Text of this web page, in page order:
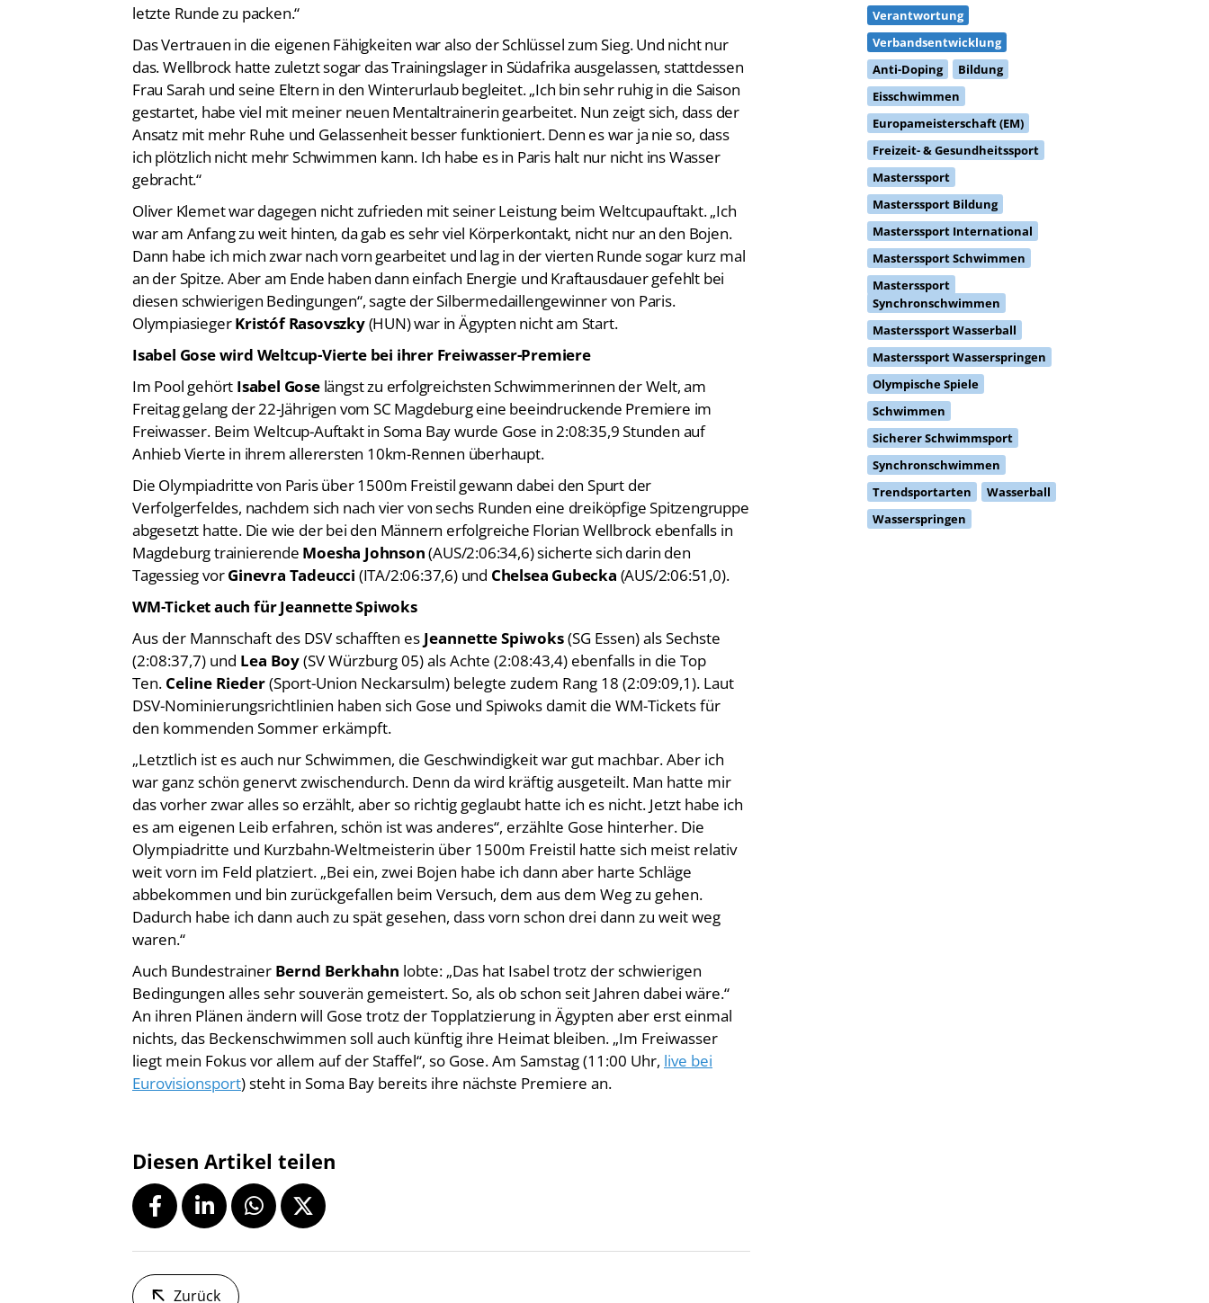
Das Vertrauen in die eigenen Fähigkeiten war also der Schlüssel zum Sieg. Und nicht nur
das. Wellbrock hatte zuletzt sogar das Trainingslager in Südafrika ausgelassen, stattdessen
Frau Sarah und seine Eltern in den Winterurlaub begleitet. „Ich bin sehr ruhig in die Saison
gestartet, habe viel mit meiner neuen Mentaltrainerin gearbeitet. Nun zeigt sich, dass der
Ansatz mit mehr Ruhe und Gelassenheit besser funktioniert. Denn es war ja nie so, dass
ich plötzlich nicht mehr Schwimmen kann. Ich habe es in Paris halt nur nicht ins Wasser
gebracht.“
Oliver Klemet war dagegen nicht zufrieden mit seiner Leistung beim Weltcupauftakt. „Ich
war am Anfang zu weit hinten, da gab es sehr viel Körperkontakt, nicht nur an den Bojen.
Dann habe ich mich zwar nach vorn gearbeitet und lag in der vierten Runde sogar kurz mal
an der Spitze. Aber am Ende haben dann einfach Energie und Kraftausdauer gefehlt bei
diesen schwierigen Bedingungen“, sagte der Silbermedaillengewinner von Paris.
OlympiasiegerKristóf Rasovszky (HUN) war in Ägypten nicht am Start.
Isabel Gose wird Weltcup-Vierte bei ihrer Freiwasser-Premiere
Im Pool gehörtIsabel Goselängst zu erfolgreichsten Schwimmerinnen der Welt, am
Freitag gelang der 22-Jährigen vom SC Magdeburg eine beeindruckende Premiere im
Freiwasser. Beim Weltcup-Auftakt in Soma Bay wurde Gose in 2:08:35,9 Stunden auf
Anhieb Vierte in ihrem allerersten 10km-Rennen überhaupt.
Die Olympiadritte von Paris über 1500m Freistil gewann dabei den Spurt der
Verfolgerfeldes, nachdem sich nach vier von sechs Runden eine dreiköpfige Spitzengruppe
abgesetzt hatte. Die wie der bei den Männern erfolgreiche Florian Wellbrock ebenfalls in
Magdeburg trainierendeMoesha Johnson(AUS/2:06:34,6) sicherte sich darin den
Tagessieg vorGinevra Tadeucci(ITA/2:06:37,6) undChelsea Gubecka(AUS/2:06:51,0).
WM-Ticket auch für Jeannette Spiwoks
Aus der Mannschaft des DSV schafften es
(2:08:37,7) undLea Boy(SV Würzburg 05) als Achte (2:08:43,4) ebenfalls in die Top
Ten.Celine Rieder(Sport-Union Neckarsulm) belegte zudem Rang 18 (2:09:09,1). Laut
DSV-Nominierungsrichtlinien haben sich Gose und Spiwoks damit die WM-Tickets für
den kommenden Sommer erkämpft.
„Letztlich ist es auch nur Schwimmen, die Geschwindigkeit war gut machbar. Aber ich
war ganz schön genervt zwischendurch. Denn da wird kräftig ausgeteilt. Man hatte mir
das vorher zwar alles so erzählt, aber so richtig geglaubt hatte ich es nicht. Jetzt habe ich
es am eigenen Leib erfahren, schön ist was anderes“, erzählte Gose hinterher. Die
Olympiadritte und Kurzbahn-Weltmeisterin über 1500m Freistil hatte sich meist relativ
weit vorn im Feld platziert. „Bei ein, zwei Bojen habe ich dann aber harte Schläge
abbekommen und bin zurückgefallen beim Versuch, dem aus dem Weg zu gehen.
Dadurch habe ich dann auch zu spät gesehen, dass vorn schon drei dann zu weit weg
waren.“
Auch Bundestrainer
Bedingungen alles sehr souverän gemeistert. So, als ob schon seit Jahren dabei wäre.“
An ihren Plänen ändern will Gose trotz der Topplatzierung in Ägypten aber erst einmal
nichts, das Beckenschwimmen soll auch künftig ihre Heimat bleiben. „Im Freiwasser
liegt mein Fokus vor allem auf der Staffel“, so Gose. Am Samstag (11:00 Uhr,live bei
Eurovisionsport) steht in Soma Bay bereits ihre nächste Premiere an.
Zurück
Verbandsentwicklung
Anti-Doping
Bildung
Eisschwimmen
Europameisterschaft (EM)
Freizeit- & Gesundheitssport
Masterssport
Masterssport Bildung
Masterssport International
Masterssport Schwimmen
Masterssport
Synchronschwimmen
Masterssport Wasserball
Masterssport Wasserspringen
Olympische Spiele
Schwimmen
Sicherer Schwimmsport
Synchronschwimmen
Trendsportarten
Wasserball
Wasserspringen